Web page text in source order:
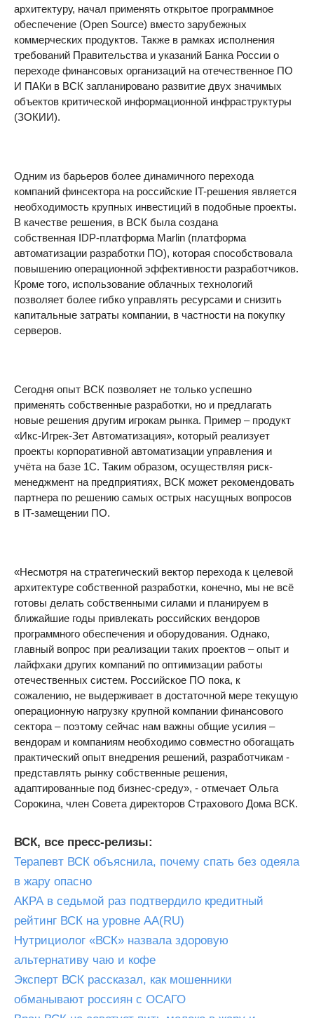
архитектуру, начал применять открытое программное
обеспечение (Open Source) вместо зарубежных
коммерческих продуктов. Также в рамках исполнения
требований Правительства и указаний Банка России о
переходе финансовых организаций на отечественное ПО
И ПАКи в ВСК запланировано развитие двух значимых
объектов критической информационной инфраструктуры
(ЗОКИИ).
Одним из барьеров более динамичного перехода
компаний финсектора на российские IT-решения является
необходимость крупных инвестиций в подобные проекты.
В качестве решения, в ВСК была создана
собственная IDP-платформа Marlin (платформа
автоматизации разработки ПО), которая способствовала
повышению операционной эффективности разработчиков.
Кроме того, использование облачных технологий
позволяет более гибко управлять ресурсами и снизить
капитальные затраты компании, в частности на покупку
серверов.
Сегодня опыт ВСК позволяет не только успешно
применять собственные разработки, но и предлагать
новые решения другим игрокам рынка. Пример – продукт
«Икс-Игрек-Зет Автоматизация», который реализует
проекты корпоративной автоматизации управления и
учёта на базе 1С. Таким образом, осуществляя риск-
менеджмент на предприятиях, ВСК может рекомендовать
партнера по решению самых острых насущных вопросов
в IT-замещении ПО.
«Несмотря на стратегический вектор перехода к целевой
архитектуре собственной разработки, конечно, мы не всё
готовы делать собственными силами и планируем в
ближайшие годы привлекать российских вендоров
программного обеспечения и оборудования. Однако,
главный вопрос при реализации таких проектов – опыт и
лайфхаки других компаний по оптимизации работы
отечественных систем. Российское ПО пока, к
сожалению, не выдерживает в достаточной мере текущую
операционную нагрузку крупной компании финансового
сектора – поэтому сейчас нам важны общие усилия –
вендорам и компаниям необходимо совместно обогащать
практический опыт внедрения решений, разработчикам -
представлять рынку собственные решения,
адаптированные под бизнес-среду», - отмечает Ольга
Сорокина, член Совета директоров Страхового Дома ВСК.
ВСК, все пресс-релизы:
Терапевт ВСК объяснила, почему спать без одеяла
в жару опасно
АКРА в седьмой раз подтвердило кредитный
рейтинг ВСК на уровне АА(RU)
Нутрициолог «ВСК» назвала здоровую
альтернативу чаю и кофе
Эксперт ВСК рассказал, как мошенники
обманывают россиян с ОСАГО